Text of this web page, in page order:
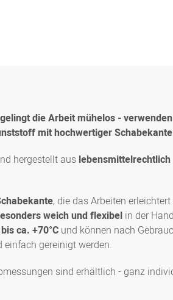
die Arbeit mühelos -
mit hochwertiger
hergestellt aus
, die das Arbeiten
weich und flexibel in der
ca. +70°C und können nach
gereinigt werden.
sind erhältlich - ganz